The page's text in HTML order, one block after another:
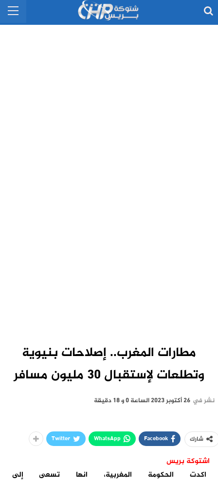
مطارات المغرب.. إصلاحات بنيوية
وتطلعات لإستقبال 30 مليون مسافر
نشر في 26 أكتوبر 2023 الساعة 0 و 18 دقيقة
شارك Facebook
WhatsApp
Twitter
اشتوكة بريس
اكدت الحكومة المغربية، انها تسعى إلى